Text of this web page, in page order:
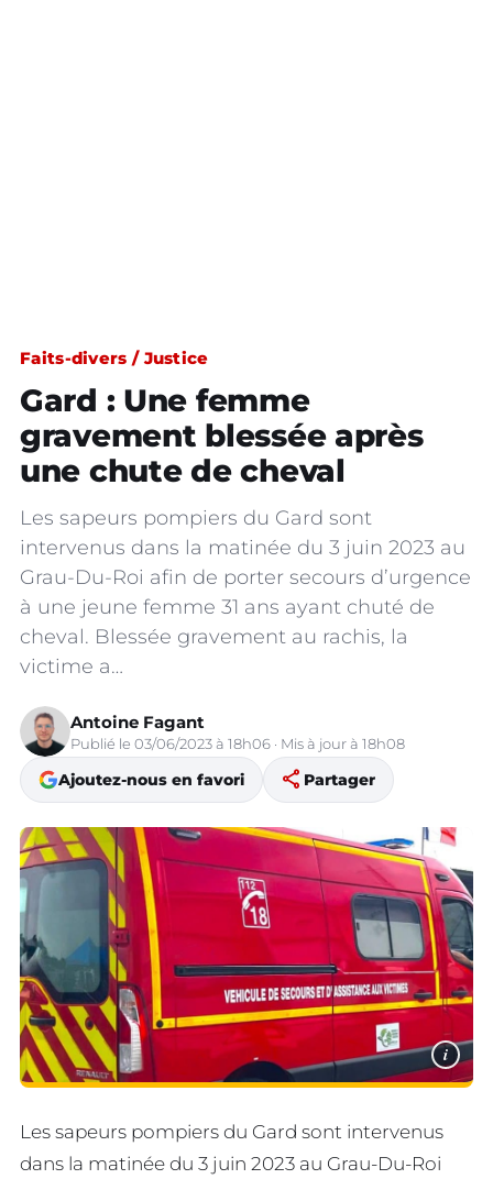
Faits-divers / Justice
Gard : Une femme
gravement blessée après
une chute de cheval
Les sapeurs pompiers du Gard sont
intervenus dans la matinée du 3 juin 2023 au
Grau-Du-Roi afin de porter secours d’urgence
à une jeune femme 31 ans ayant chuté de
cheval. Blessée gravement au rachis, la
victime a…
Antoine Fagant
Publié le 03/06/2023 à 18h06 · Mis à jour à 18h08
Ajoutez-nous en favori share Partager
i
Les sapeurs pompiers du Gard sont intervenus
dans la matinée du 3 juin 2023 au Grau-Du-Roi